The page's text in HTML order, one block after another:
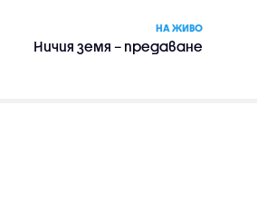
НА ЖИВО
Ничия земя – предаване